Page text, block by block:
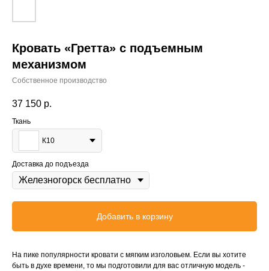
Кровать «Гретта» с подъемным
механизмом
Собственное производство
37 150 р.
Ткань
К10
Доставка до подъезда
Добавить в корзину
На пике популярности кровати с мягким изголовьем. Если вы хотите
быть в духе времени, то мы подготовили для вас отличную модель -